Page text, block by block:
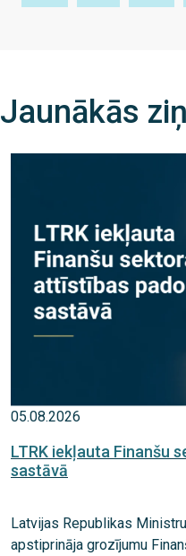
Jaunākās
05.08.2026
LTRK iekļauta Finanšu
sastāvā
Latvijas Republikas
apstiprināja grozījumu